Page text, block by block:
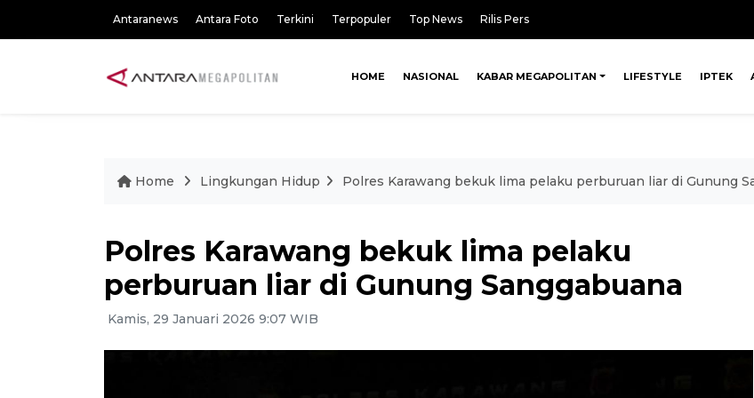
Antaranews Antara Foto Terkini Terpopuler Top News Rilis Pers
HOME NASIONAL KABAR MEGAPOLITAN LIFESTYLE IPTEK
Home Lingkungan Hidup Polres Karawang bekuk lima pelaku perburuan liar di Gunung
Polres Karawang bekuk lima pelaku
perburuan liar di Gunung Sanggabuana
Kamis, 29 Januari 2026 9:07 WIB